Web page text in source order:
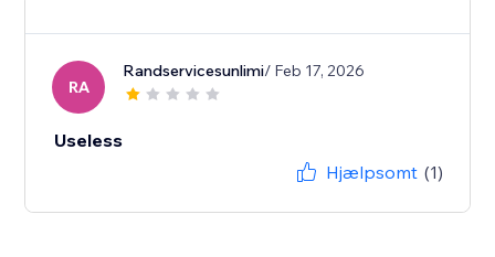
RA
Randservicesunlimi/ Feb 17, 2026
Useless
Hjælpsomt (1)